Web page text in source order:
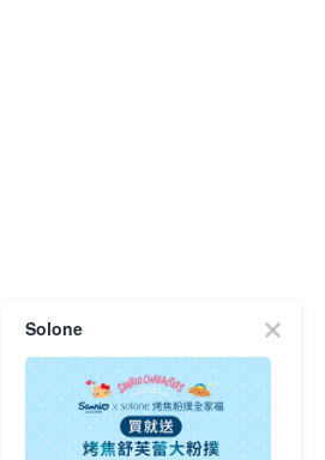
Solone